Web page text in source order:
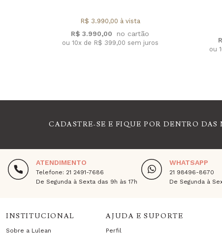
R$ 3.990,00
R$ 3.990,00 à vista
ou 10x de R$ 399,00 sem juros
ou
CADASTRE-SE E FIQUE POR DENTRO DAS
ATENDIMENTO
Telefone: 21 2491-7686
De Segunda à Sexta das 9h às 17h
WHATSAPP
21 98496-8670
De Segunda à
INSTITUCIONAL
Sobre a Lulean
AJUDA E SUPORTE
Perfil